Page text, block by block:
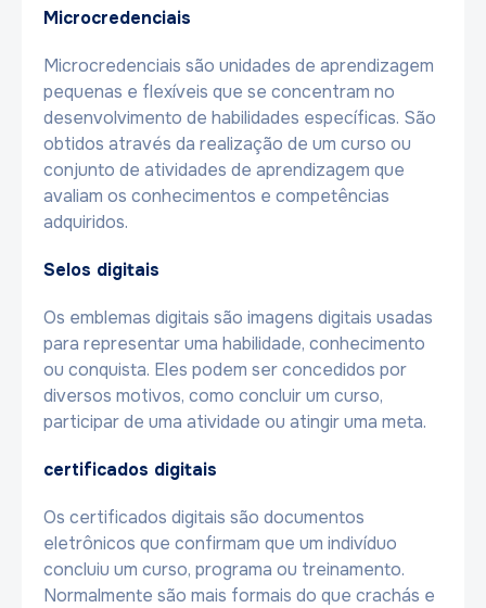
Microcredenciais
Microcredenciais são unidades de aprendizagem
pequenas e flexíveis que se concentram no
desenvolvimento de habilidades específicas. São
obtidos através da realização de um curso ou
conjunto de atividades de aprendizagem que
avaliam os conhecimentos e competências
adquiridos.
Selos digitais
Os emblemas digitais são imagens digitais usadas
para representar uma habilidade, conhecimento
ou conquista. Eles podem ser concedidos por
diversos motivos, como concluir um curso,
participar de uma atividade ou atingir uma meta.
certificados digitais
Os certificados digitais são documentos
eletrônicos que confirmam que um indivíduo
concluiu um curso, programa ou treinamento.
Normalmente são mais formais do que crachás e